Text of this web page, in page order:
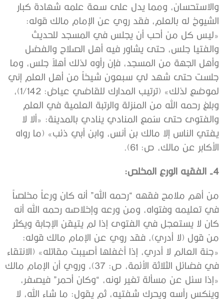
والاستحسان، ومما يدل على سعة علمه شهادة كبار
الشيوخ له بالعلم، فقد روي عن الإمام مالك قوله:
‌‌«ليس كل من أحب أن يجلس في المسجد للحديث
والفتيا جلس، حتى يشاور فيه أهل الصلاح والفضل
وأهل الجهة من المسجد، فإن رأوه لذلك أهلاً جلس، وما
‌جلست ‌حتى ‌شهد لي سبعون شيخاً من أهل العلم إني
لموضع لذلك» (ترتيب المدارك للقاضي عياض: 1/142)،
وبلغ رحمه الله من المنزلة والرتبة العلمية في العلم
والفتوى حتى سُمع المنادي ينادي بالمدينة: ‌‌«‌ألا ‌لا
‌يفتي ‌الناس إلا مالك بن أنس، وابن أبي ذئب» (ما رواه
الأكابر عن مالك، ص: 61).
4- الفقيه الورع المخلص:
من أهم ملامح فقهه “رحمه الله” أنه كان ورعاً مخلصاً
في تعليمه وفتواه، ومن ورعه وإخلاصه رحمه الله أنه
كان لا يستعجل في الفتوى إذا لم يتيقن الإجابة ويكثر
من قول (لا أدري)، فقد روي عن الإمام مالك قوله:
«جنة ‌العالم لا أدري، إذا أغفلها أصيبت مقاتله» (الانتقاء
في فضائل الثلاثة الأئمة، ص: 37)، وروي أن الإمام مالك
«إذا سئل عن مسألة تغير لونه، “وكان أحمر” فيصفر،
وينكس رأسه ويحرك شفتيه، ثم يقول: ما شاء الله، لا